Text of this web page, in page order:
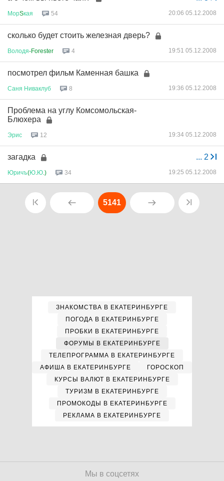
МорSкая 54 20:06 05.12.2008
сколько будет стоить железная дверь?
Володя-Forester 4 19:51 05.12.2008
посмотрел фильм Каменная башка
Саня Ниваклуб 8 19:36 05.12.2008
Проблема на углу Комсомольская-
Блюхера
Эрис 12 19:34 05.12.2008
... 2
загадка
Юричъ(Ю Ю .) 34 19:25 05.12.2008
5141
ЗНАКОМСТВА В ЕКАТЕРИНБУРГЕ
ПОГОДА В ЕКАТЕРИНБУРГЕ
ПРОБКИ В ЕКАТЕРИНБУРГЕ
ФОРУМЫ В ЕКАТЕРИНБУРГЕ
ТЕЛЕПРОГРАММА В ЕКАТЕРИНБУРГЕ
АФИША В ЕКАТЕРИНБУРГЕ
ГОРОСКОП
КУРСЫ ВАЛЮТ В ЕКАТЕРИНБУРГЕ
ТУРИЗМ В ЕКАТЕРИНБУРГЕ
ПРОМОКОДЫ В ЕКАТЕРИНБУРГЕ
РЕКЛАМА В ЕКАТЕРИНБУРГЕ
Мы в соцсетях